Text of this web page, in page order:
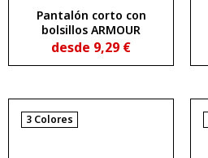
Pantalón corto con
bolsillos ARMOUR
desde 9,29 €
3 Colores